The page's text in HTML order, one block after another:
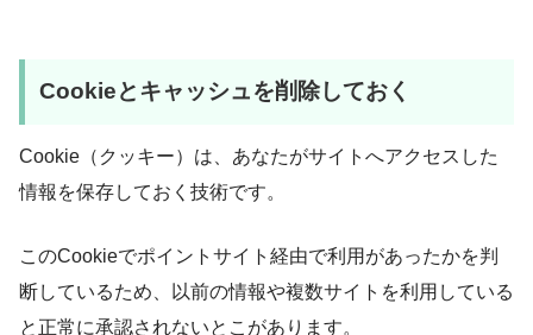
Cookieとキャッシュを削除しておく
Cookie（クッキー）は、あなたがサイトへアクセスした
情報を保存しておく技術です。
このCookieでポイントサイト経由で利用があったかを判
断しているため、以前の情報や複数サイトを利用している
と正常に承認されないとこがあります。